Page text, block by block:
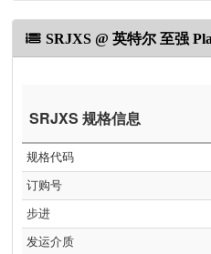
SRJXS @ 英特尔 至强
SRJXS 规格信息
规格代码
订购号
步进
发运介质